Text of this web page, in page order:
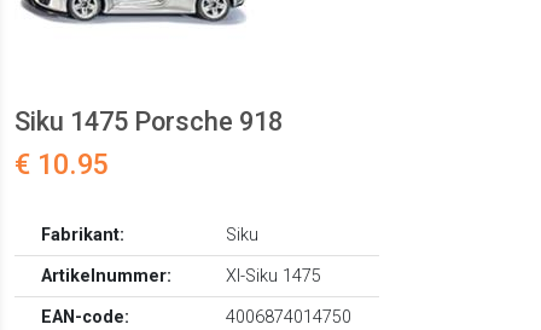
Siku 1475 Porsche 918
€ 10.95
Fabrikant:
Siku
Artikelnummer:
XI-Siku 1475
EAN-code:
4006874014750